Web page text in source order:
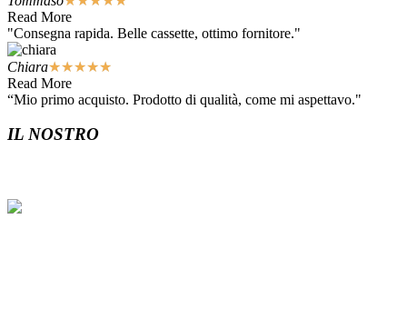
Read More
"Consegna rapida. Belle cassette, ottimo fornitore."
Chiara★★★★★
Read More
“Mio primo acquisto. Prodotto di qualità, come mi aspettavo."
IL NOSTRO